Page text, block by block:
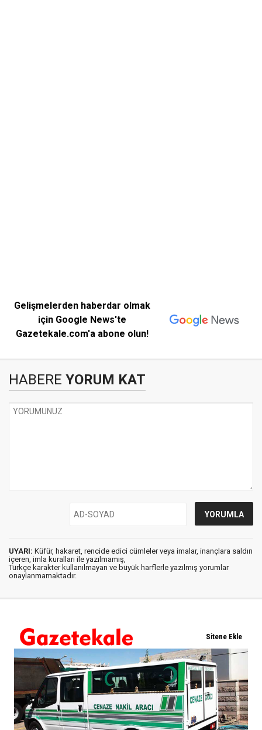
Gelişmelerden haberdar olmak
için Google News'te
Gazetekale.com'a abone olun!
HABERE YORUM KAT
UYARI: Küfür, hakaret, rencide edici cümleler veya imalar, inançlara saldırı
içeren, imla kuralları ile yazılmamış,
Türkçe karakter kullanılmayan ve büyük harflerle yazılmış yorumlar
onaylanmamaktadır.